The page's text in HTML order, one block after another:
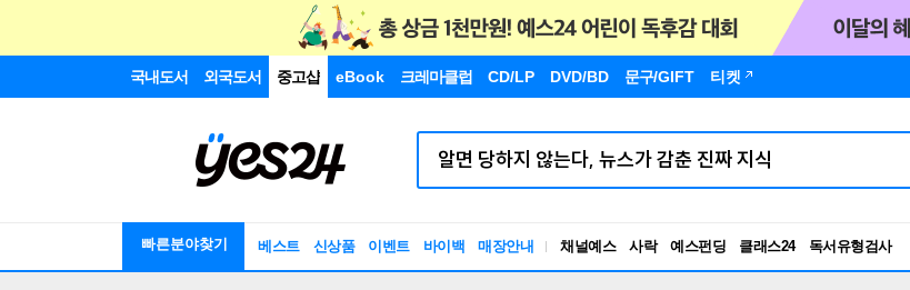
국내도서 외국도서 중고샵 eBook 크레마클럽 CD/LP DVD/BD 문구/GIFT 티켓
빠른분야찾기 베스트 신상품 이벤트 바이백 매장안내 채널예스 사락 예스펀딩 클래스24
독서유형검사
RBTI Lab